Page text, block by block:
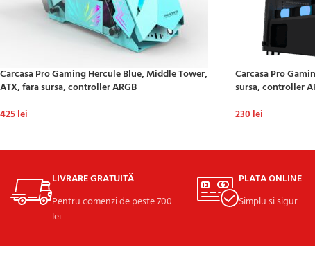
Carcasa Pro Gaming Hercule Blue, Middle Tower,
ATX, fara sursa, controller ARGB
425lei
Carcasa Pro
sursa, controller
230 lei
LIVRARE GRATUITĂ
Pentru comenzi de peste 700
lei
PLATA ONLINE
Simplu si sigur